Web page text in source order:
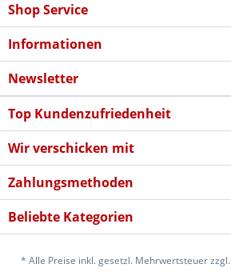
Shop Service
Informationen
Newsletter
Top Kundenzufriedenheit
Wir verschicken mit
Zahlungsmethoden
Beliebte Kategorien
* Alle Preise inkl. gesetzl. Mehrwertsteuer zzgl.